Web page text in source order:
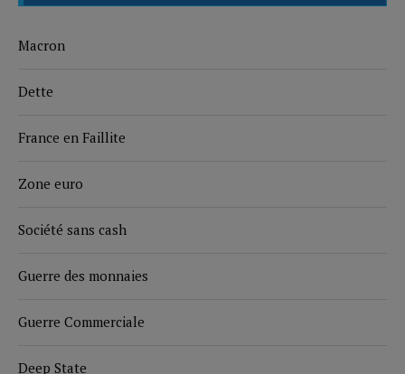
Macron
Dette
France en Faillite
Zone euro
Société sans cash
Guerre des monnaies
Guerre Commerciale
Deep State